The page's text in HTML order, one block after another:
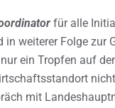
für alle
in weiterer Folge
ein Tropfen auf
mit